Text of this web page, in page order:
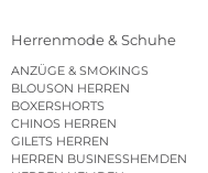
Herrenmode & Schuhe
ANZÜGE & SMOKINGS
BLOUSON HERREN
BOXERSHORTS
CHINOS HERREN
GILETS HERREN
HERREN BUSINESSHEMDEN